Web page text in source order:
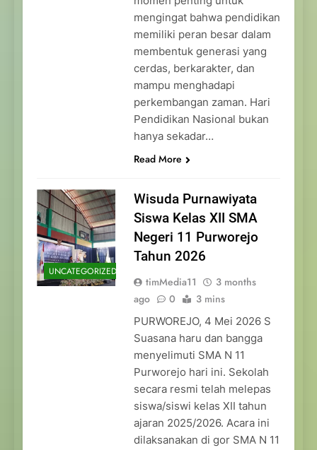
mengingat bahwa pendidikan
memiliki peran besar dalam
membentuk generasi yang
cerdas, berkarakter, dan
mampu menghadapi
perkembangan zaman. Hari
Pendidikan Nasional bukan
hanya sekadar…
Read More
UNCATEGORIZED
Wisuda Purnawiyata
Siswa Kelas XII SMA
Negeri 11 Purworejo
Tahun 2026
timMedia11
3 months
ago
0 3 mins
PURWOREJO, 4 Mei 2026 S
Suasana haru dan bangga
menyelimuti SMA N 11
Purworejo hari ini. Sekolah
secara resmi telah melepas
siswa/siswi kelas XII tahun
ajaran 2025/2026. Acara ini
dilaksanakan di gor SMA N 11